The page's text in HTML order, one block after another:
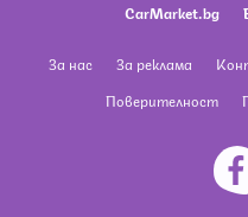
CarMarket.bg
За нас За реклама
Поверителност